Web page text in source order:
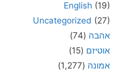
English (19)
Uncategorized (27)
אהבה (74)
אוטיזם (15)
אמונה (1,277)